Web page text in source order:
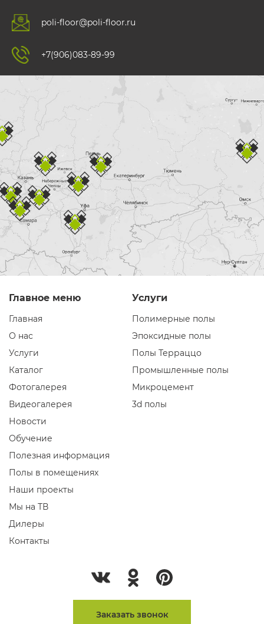
poli-floor@poli-floor.ru
+7(906)083-89-99
Главное меню
Главная
О нас
Услуги
Каталог
Фотогалерея
Видеогалерея
Новости
Обучение
Полезная информация
Полы в помещениях
Наши проекты
Мы на ТВ
Дилеры
Контакты
Услуги
Полимерные полы
Эпоксидные полы
Полы Терраццо
Промышленные полы
Микроцемент
3d полы
Заказать звонок